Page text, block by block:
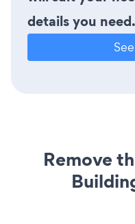
details you need.
Remove